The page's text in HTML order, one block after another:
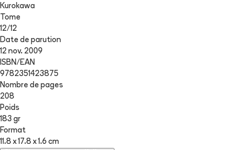
Kurokawa
Tome
12/12
Date de parution
12 nov. 2009
ISBN/EAN
9782351423875
Nombre de pages
208
Poids
183 gr
Format
11.8 x 17.8 x 1.6 cm